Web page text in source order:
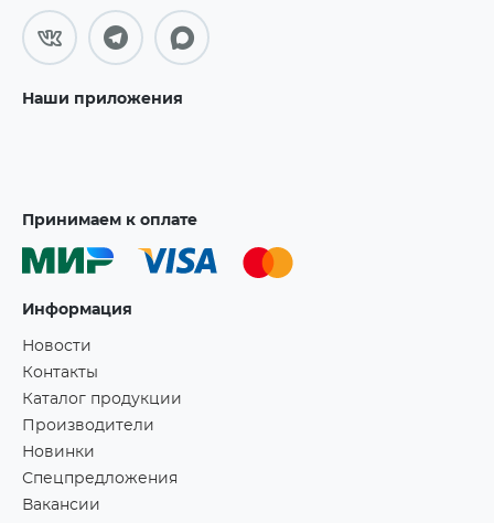
Наши приложения
Принимаем к оплате
Информация
Новости
Контакты
Каталог продукции
Производители
Новинки
Спецпредложения
Вакансии